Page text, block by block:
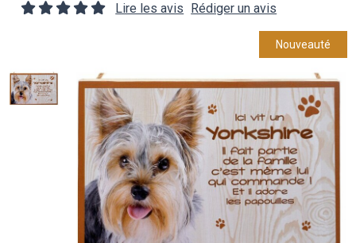
Lire les avis Rédiger un avis
Nouveauté